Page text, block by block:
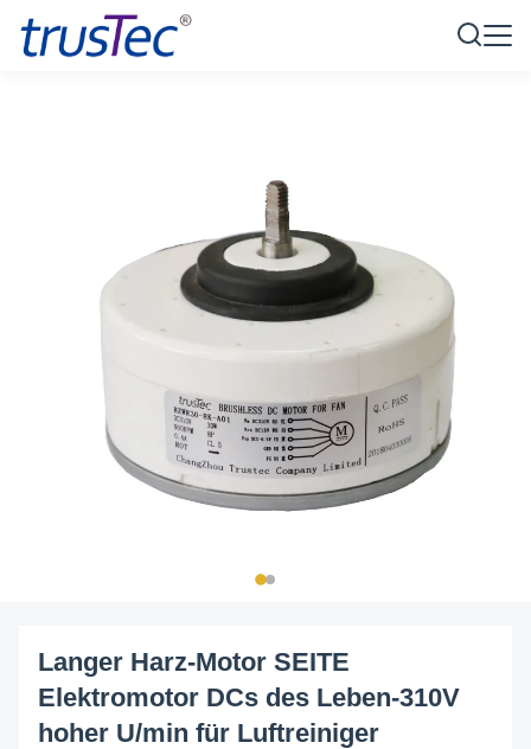
Langer Harz-Motor SEITE
Elektromotor DCs des Leben-310V
hoher U/min für Luftreiniger